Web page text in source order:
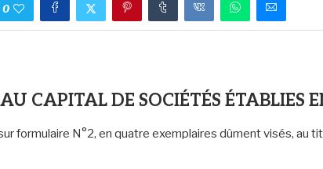
0
CAPITAL DE SOCIÉTÉS ÉTABLIES
formulaire N°2, en quatre exemplaires dûment visés, au